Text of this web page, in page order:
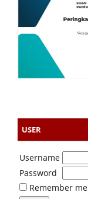
USER
Username
Password
Remember me